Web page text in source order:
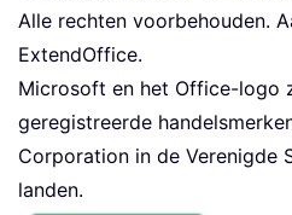
Alle rechten voorbehouden.
ExtendOffice.
Microsoft en het Office-logo
geregistreerde
Corporation in de Verenigde
landen.